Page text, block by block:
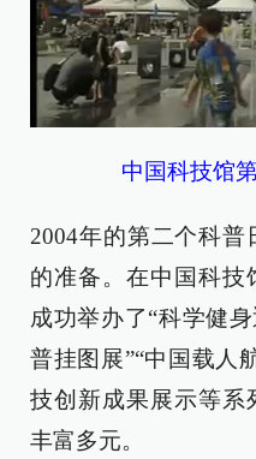
中国科技馆
2004年的第二个科
的准备。在中国科技
成功举办了“科学健
普挂图展”“中国载人
技创新成果展示等系
丰富多元。​